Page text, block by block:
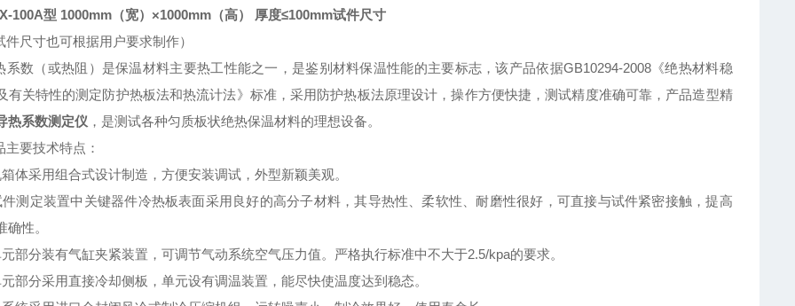
-100A型 1000mm （宽）×1000mm （高） 厚度≤100mm试件尺寸
件尺寸也可根据用户要求制作）
系数（或热阻）是保温材料主要热工性能之一，是鉴别材料保温性能的主要标志，该产品依据GB10294-2008《绝热材料稳
有关特性的测定防护热板法和热流计法》标准，采用防护热板法原理设计，操作方便快捷，测试精度准确可靠，产品造型精
热系数测定仪 ，是测试各种匀质板状绝热保温材料的理想设备。
主要技术特点：
体采用组合式设计制造，方便安装调试，外型新颖美观。
测定装置中关键器件冷热板表面采用良好的高分子材料，其导热性、柔软性、耐磨性很好，可直接与试件紧密接触，提高
确性。
部分装有气缸夹紧装置，可调节气动系统空气压力值。严格执行标准中不大于2.5/kpa的要求。
部分采用直接冷却侧板，单元设有调温装置，能尽快使温度达到稳态。